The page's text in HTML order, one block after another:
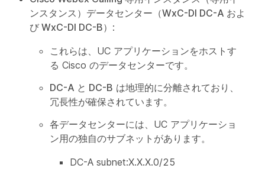
ンスタンス）データセンター（WxC-DI DC-A およ
び WxC-DI DC-B） :
これらは、UC アプリケーションをホストす
る Cisco のデータセンターです。
DC-A と DC-B は地理的に分離されており、
冗長性が確保されています。
各データセンターには、UC アプリケーショ
ン用の独自のサブネットがあります。
DC-A subnet:X.X.X.0/25